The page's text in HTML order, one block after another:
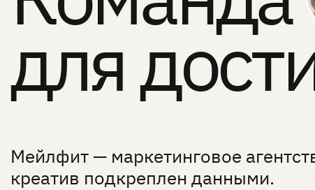
для
Мейлфит — маркетинговое
креатив подкреплен данными.